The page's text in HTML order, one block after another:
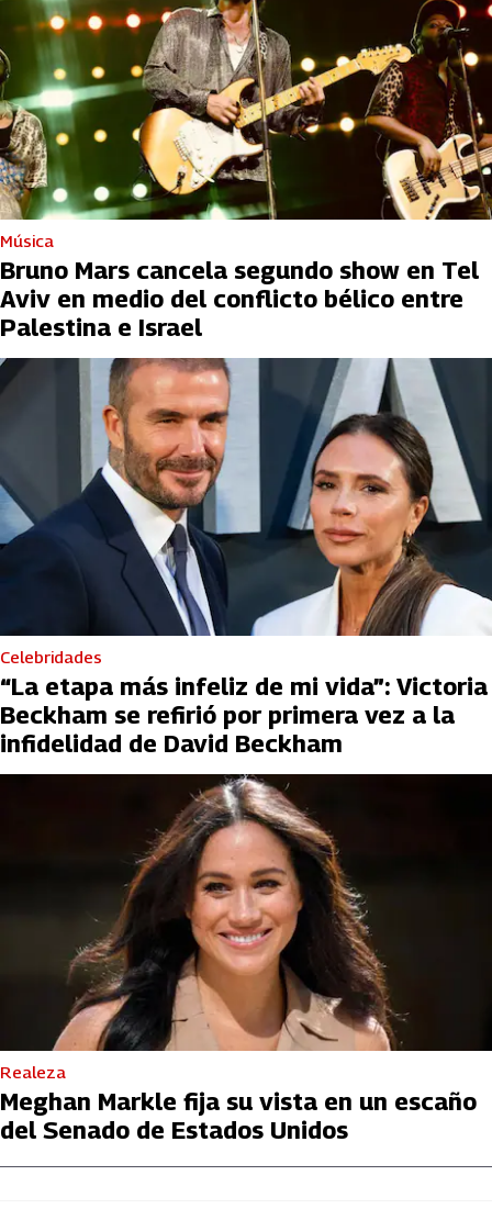
Música
Bruno Mars cancela segundo show en Tel
Aviv en medio del conflicto bélico entre
Palestina e Israel
Celebridades
“La etapa más infeliz de mi vida”: Victoria
Beckham se refirió por primera vez a la
infidelidad de David Beckham
Realeza
Meghan Markle fija su vista en un escaño
del Senado de Estados Unidos